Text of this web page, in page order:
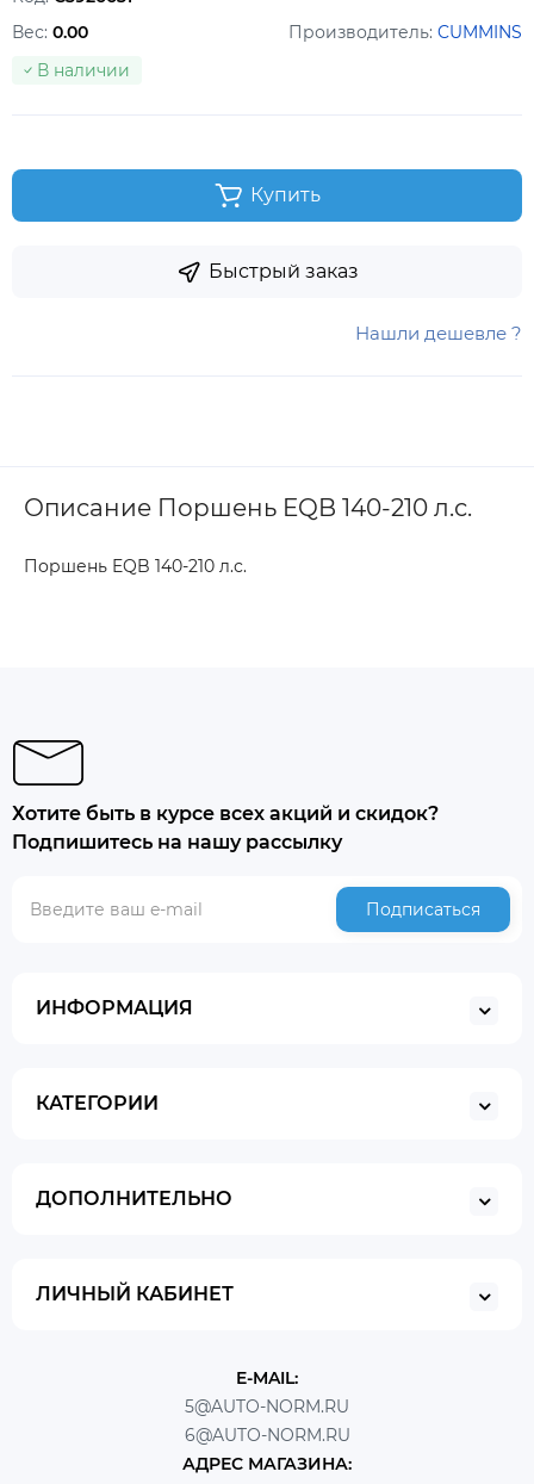
Производитель: CUMMINS
В наличии
Вес: 0.00
Купить
Быстрый заказ
Нашли дешевле ?
Описание Поршень EQB 140-210 л.с.
Поршень EQB 140-210 л.с.
Хотите быть в курсе всех акций и скидок?
Подпишитесь на нашу рассылку
Подписаться
ИНФОРМАЦИЯ
КАТЕГОРИИ
ДОПОЛНИТЕЛЬНО
ЛИЧНЫЙ КАБИНЕТ
E-MAIL:
5@AUTO-NORM.RU
6@AUTO-NORM.RU
АДРЕС МАГАЗИНА: